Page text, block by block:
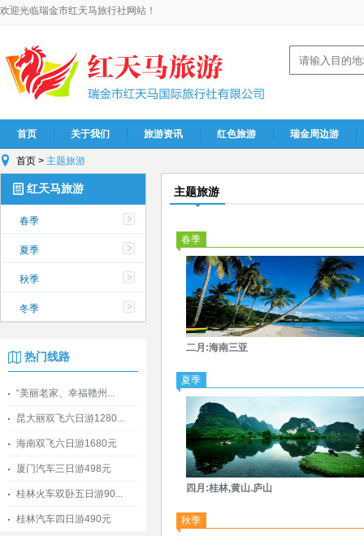
欢迎光临瑞金市红天马旅行社网站！
首页 关于我们 旅游资讯 红色旅游 瑞金周边游
首页 > 主题旅游
红天马旅游
春季
夏季
秋季
冬季
热门线路
“美丽老家、幸福赣州...
昆大丽双飞六日游1280...
海南双飞六日游1680元
厦门汽车三日游498元
桂林火车双卧五日游90...
桂林汽车四日游490元
主题旅游
春季
二月:海南三亚
夏季
四月:桂林,黄山.庐山
秋季